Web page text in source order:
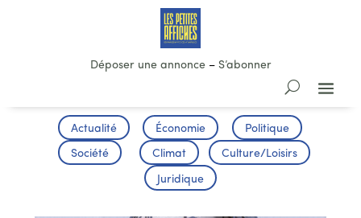
Déposer une annonce– S’abonner
Actualité Économie Politique
Société Climat Culture/Loisirs
Juridique